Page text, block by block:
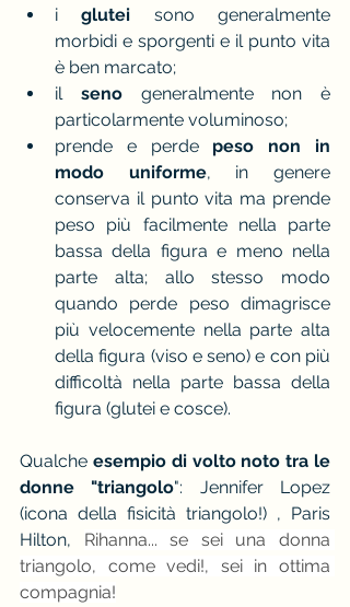
i glutei sono generalmente
morbidi e sporgenti e il punto vita
è ben marcato;
il seno generalmente non è
particolarmente voluminoso;
prende e perde peso non in
modo uniforme, in genere
conserva il punto vita ma prende
peso più facilmente nella parte
bassa della figura e meno nella
parte alta; allo stesso modo
quando perde peso dimagrisce
più velocemente nella parte alta
della figura (viso e seno) e con più
difficoltà nella parte bassa della
figura (glutei e cosce).
Qualche esempio di volto noto tra le
donne "triangolo": Jennifer Lopez
(icona della fisicità triangolo!) , Paris
Hilton, Rihanna... se sei una donna
triangolo, come vedi!, sei in ottima
compagnia!